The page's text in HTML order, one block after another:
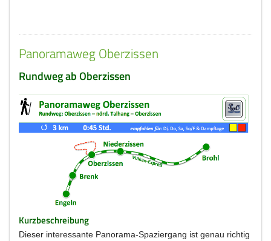
Panoramaweg Oberzissen
Rundweg ab Oberzissen
Kurzbeschreibung
Dieser interessante Panorama-Spaziergang ist genau richtig